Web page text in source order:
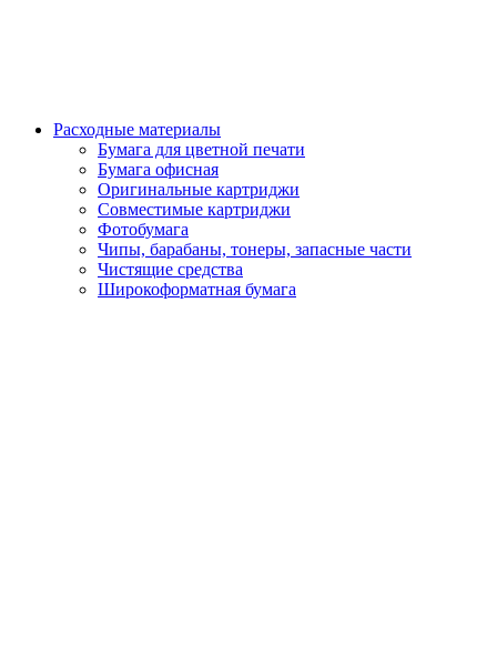
Расходные материалы
Бумага для цветной печати
Бумага офисная
Оригинальные картриджи
Совместимые картриджи
Фотобумага
Чипы, барабаны, тонеры, запасные части
Чистящие средства
Широкоформатная бумага